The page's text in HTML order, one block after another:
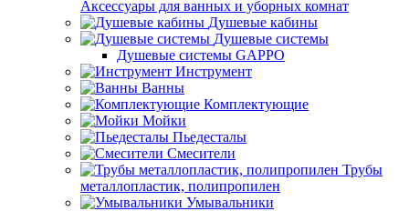
Аксессуары для ванных и уборных комнат
Душевые кабины
Душевые системы
Душевые системы GAPPO
Инструмент
Ванны
Комплектующие
Мойки
Пьедесталы
Смесители
Трубы
металлопластик, полипропилен
Умывальники